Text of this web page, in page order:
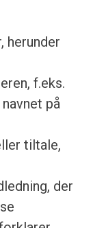
herunder
f.eks.
på
tiltale,
der